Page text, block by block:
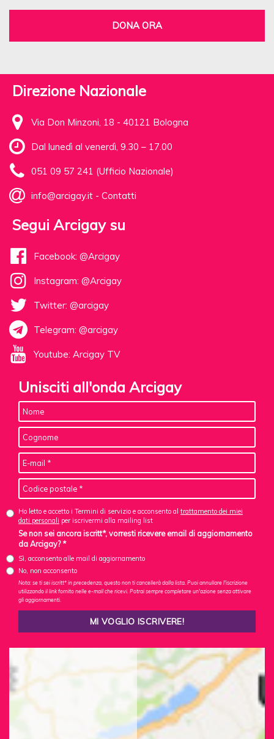
DONA ORA
Direzione Nazionale
Via Don Minzoni, 18 - 40121 Bologna
Dal lunedì al venerdì, 9.30 – 17.00
051 09 57 241 (Ufficio Nazionale)
info@arcigay.it - Contatti
Segui Arcigay su
Facebook: @Arcigay
Instagram: @Arcigay
Twitter: @arcigay
Telegram: @arcigay
Youtube: Arcigay TV
Unisciti all'onda Arcigay
Ho letto e accetto i Termini di servizio e acconsento al trattamento dei miei
dati personali per iscrivermi alla mailing list
Se non sei ancora iscritt*, vorresti ricevere email di aggiornamento
da Arcigay? *
Sì, acconsento alle mail di aggiornamento
No, non acconsento
Nota: se ti sei iscritt* in precedenza, questo non ti cancellerà dalla lista. Puoi annullare l'iscrizione
utilizzando il link fornito nelle e-mail che ricevi. Potrai sempre completare un'azione senza attivare
gli aggiornamenti.